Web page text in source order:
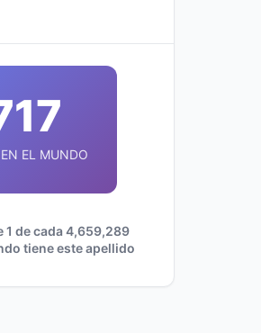
EL MUNDO
de cada 4,659,289
tiene este apellido